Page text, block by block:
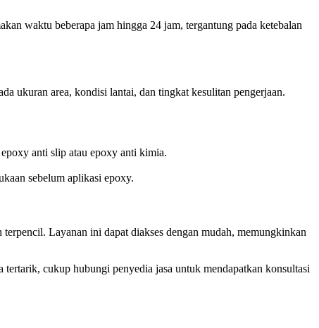
waktu beberapa jam hingga 24 jam, tergantung pada ketebalan
ukuran area, kondisi lantai, dan tingkat kesulitan pengerjaan.
anti slip atau epoxy anti kimia.
sebelum aplikasi epoxy.
Layanan ini dapat diakses dengan mudah, memungkinkan
cukup hubungi penyedia jasa untuk mendapatkan konsultasi